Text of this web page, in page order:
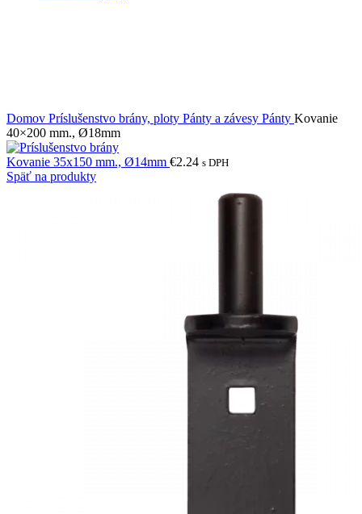
Domov Príslušenstvo brány, ploty Pánty a závesy Pánty Kovanie
40×200 mm., Ø18mm
Kovanie 35x150 mm., Ø14mm €2.24 s DPH
Späť na produkty